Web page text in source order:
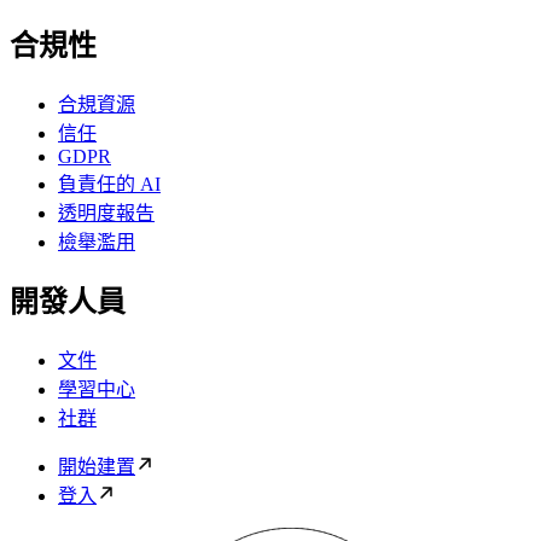
合規性
合規資源
信任
GDPR
負責任的 AI
透明度報告
檢舉濫用
開發人員
文件
學習中心
社群
開始建置
登入